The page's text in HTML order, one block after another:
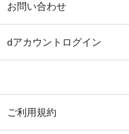
お問い合わせ
dアカウントログイン
ご利用規約